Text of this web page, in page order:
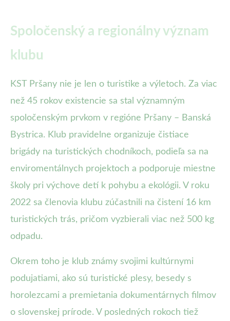
Spoločenský a regionálny význam
klubu
KST Pršany nie je len o turistike a výletoch. Za viac
než 45 rokov existencie sa stal významným
spoločenským prvkom v regióne Pršany – Banská
Bystrica. Klub pravidelne organizuje čistiace
brigády na turistických chodníkoch, podieľa sa na
enviromentálnych projektoch a podporuje miestne
školy pri výchove detí k pohybu a ekológii. V roku
2022 sa členovia klubu zúčastnili na čistení 16 km
turistických trás, pričom vyzbierali viac než 500 kg
odpadu.
Okrem toho je klub známy svojimi kultúrnymi
podujatiami, ako sú turistické plesy, besedy s
horolezcami a premietania dokumentárnych filmov
o slovenskej prírode. V posledných rokoch tiež